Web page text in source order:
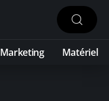
Marketing Matériel